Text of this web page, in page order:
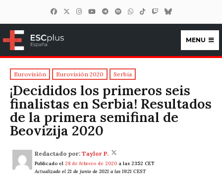
ESCplus España
MENU
Eurovisión Eurovisión 2020 Serbia
¡Decididos los primeros seis
finalistas en Serbia! Resultados
de la primera semifinal de
Beovizija 2020
Redactado por: Taylor P.
Publicado el 28 de febrero de 2020 a las 23:52 CET
Actualizado el 21 de junio de 2021 a las 19:21 CEST